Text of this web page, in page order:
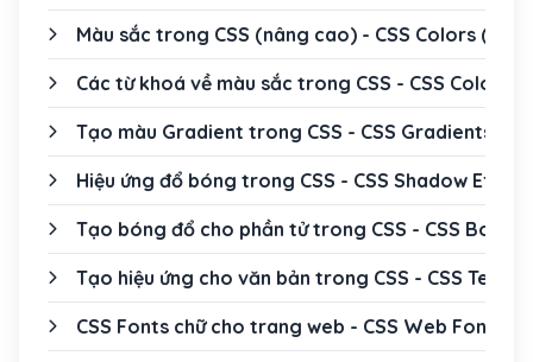
Màu sắc trong CSS (nâng cao) - CSS Colors
Các từ khoá về màu sắc trong CSS - CSS Color
Tạo màu Gradient trong CSS - CSS Gradients
Hiệu ứng đổ bóng trong CSS - CSS Shadow Effect
Tạo bóng đổ cho phần tử trong CSS - CSS Box
Tạo hiệu ứng cho văn bản trong CSS - CSS Text
CSS Fonts chữ cho trang web - CSS Web Fonts